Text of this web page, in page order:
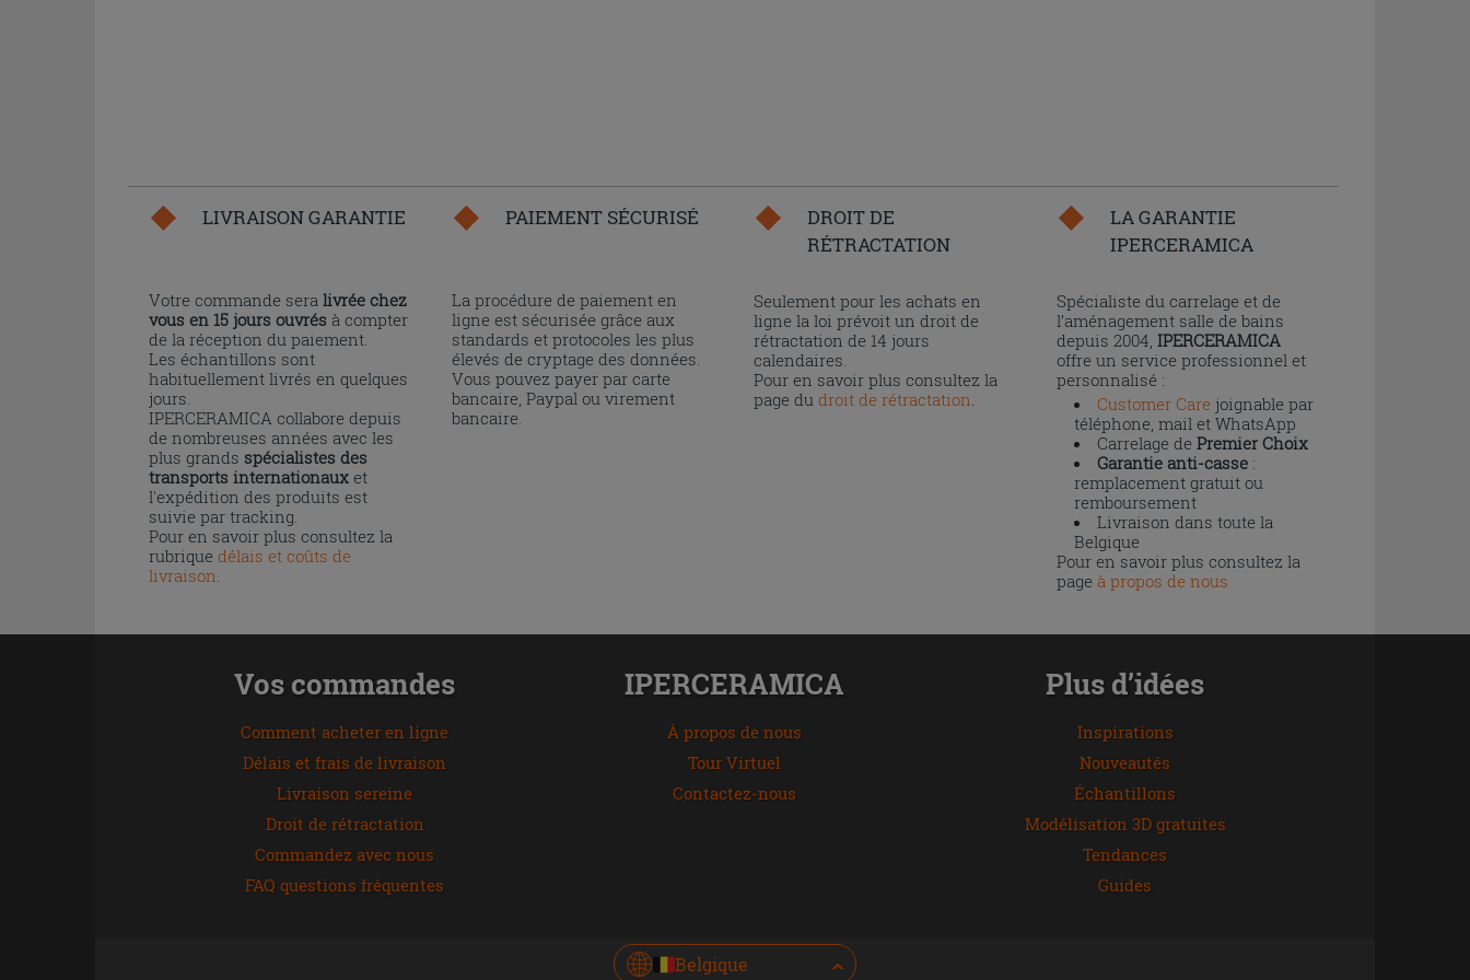
LIVRAISON GARANTIE
Votre commande sera livrée chez
vous en 15 jours ouvrés à compter
de la réception du paiement.
Les échantillons sont
habituellement livrés en quelques
jours.
IPERCERAMICA collabore depuis
de nombreuses années avec les
plus grands spécialistes des
transports internationaux et
l'expédition des produits est
suivie par tracking.
Pour en savoir plus consultez la
rubrique délais et coûts de
livraison.
PAIEMENT SÉCURISÉ
La procédure de paiement en
ligne est sécurisée grâce aux
standards et protocoles les plus
élevés de cryptage des données.
Vous pouvez payer par carte
bancaire, Paypal ou virement
bancaire.
DROIT DE
RÉTRACTATION
Seulement pour les achats en
ligne la loi prévoit un droit de
rétractation de 14 jours
calendaires.
Pour en savoir plus consultez la
page dudroit de rétractation.
LA GARANTIE
IPERCERAMICA
Spécialiste du carrelage et de
l’aménagement salle de bains
depuis 2004, IPERCERAMICA
offre un service professionnel et
personnalisé :
Customer Carejoignable par
téléphone, mail et WhatsApp
Carrelage de Premier Choix
Garantie anti-casse:
remplacement gratuit ou
remboursement
Livraison dans toute la
Belgique
Pour en savoir plus consultez la
page à propos de nous
Vos commandes
Comment acheter en ligne
Délais et frais de livraison
Livraison sereine
Droit de rétractation
Commandez avec nous
FAQ questions fréquentes
IPERCERAMICA
À propos de nous
Tour Virtuel
Contactez-nous
Plus d’idées
Inspirations
Nouveautés
Échantillons
Modélisation 3D gratuites
Tendances
Guides
Belgique